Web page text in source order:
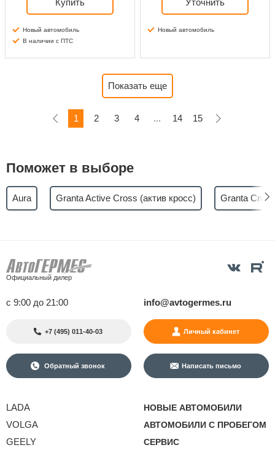
Купить
Новый автомобиль
В наличии с ПТС
Уточнить
Новый автомобиль
Показать еще
1 2 3 4 ... 14 15
Поможет в выборе
Aura Granta Active Cross (актив кросс) Granta
Официальный дилер
с 9:00 до 21:00 info@avtogermes.ru
+7 (495) 011-40-03 Личный кабинет
Обратный звонок Написать письмо
LADA
VOLGA
GEELY
НОВЫЕ АВТОМОБИЛИ
АВТОМОБИЛИ С ПРОБЕГОМ
СЕРВИС